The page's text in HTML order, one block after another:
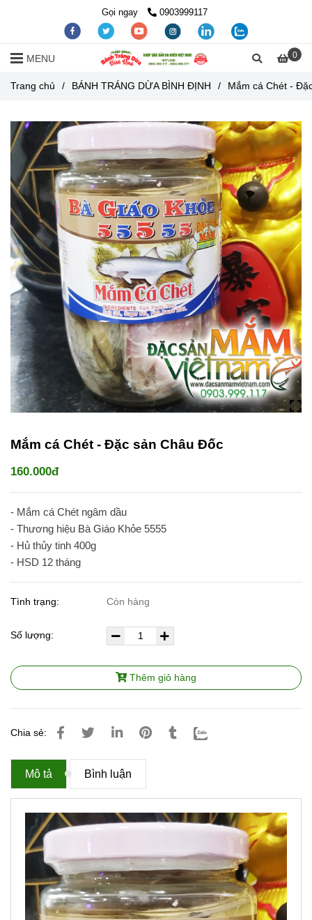
Gọi ngay 0903999117
0
MENU
Trang chủ / BÁNH TRÁNG DỪA BÌNH ĐỊNH / Mắm cá Chét -
Mắm cá Chét - Đặc sản Châu Đốc
160.000đ
- Mắm cá Chét ngâm dầu
- Thương hiệu Bà Giáo Khỏe 5555
- Hủ thủy tinh 400g
- HSD 12 tháng
Tình trạng: Còn hàng
Số lượng:
Thêm giỏ hàng
Chia sẻ:
Mô tả Bình luận